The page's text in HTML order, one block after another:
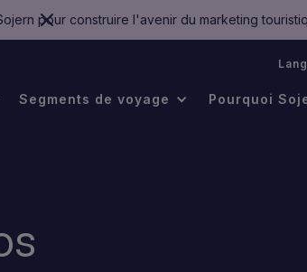
pour construire l'avenir du marketing
Segments de voyage Pourquoi